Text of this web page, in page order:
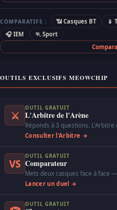
COMPARATIFS : 📶 Casques BT 📱
🎧 IEM
🏃 Sport
OUTILS EXCLUSIFS MEOWCHIP
⚔
OUTIL GRATUIT
L'Arbitre de l'Arène
Réponds à 3 questions.
Consulter l'Arbitre →
VS
OUTIL GRATUIT
Comparateur
Mets deux casques face à face
Lancer un duel →
OUTIL GRATUIT